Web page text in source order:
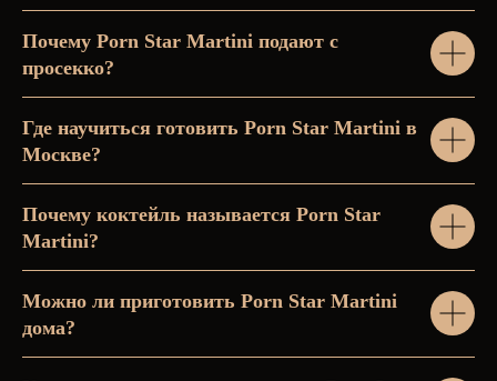
Почему Porn Star Martini подают с
просекко?
Где научиться готовить Porn Star Martini в
Москве?
Почему коктейль называется Porn Star
Martini?
Можно ли приготовить Porn Star Martini
дома?